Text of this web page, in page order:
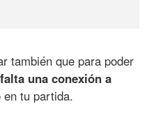
también que para poder
una conexión a
en tu partida.